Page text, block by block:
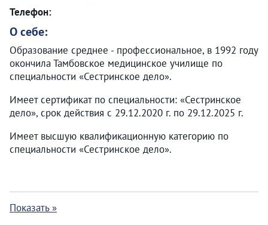
Телефон:
О себе:
Образование среднее - профессиональное, в 1992 году
окончила Тамбовское медицинское училище по
специальности «Сестринское дело».
Имеет сертификат по специальности: «Сестринское
дело», срок действия с 29.12.2020 г. по 29.12.2025 г.
Имеет высшую квалификационную категорию по
специальности «Сестринское дело».
Показать »